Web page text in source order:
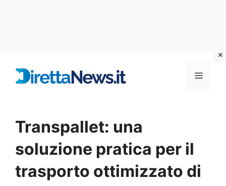
Menu
Transpallet: una
soluzione pratica per il
trasporto ottimizzato di